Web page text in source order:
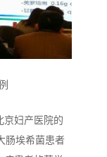
京妇产医院的
肠埃希菌患者